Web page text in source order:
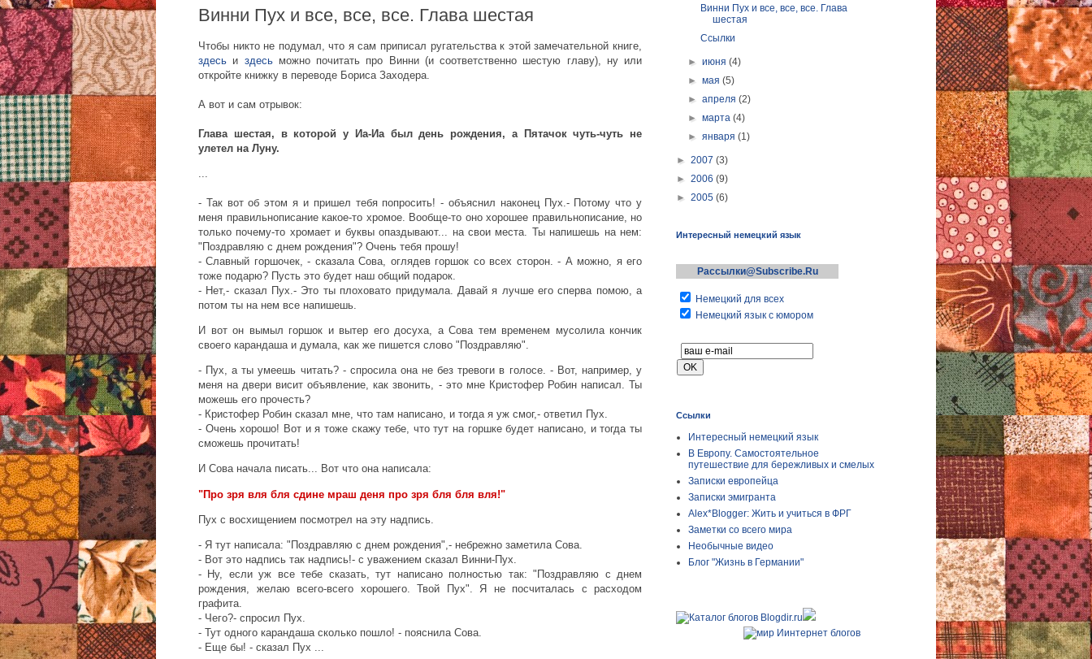
Винни Пух и все, все, все. Глава шестая
Чтобы никто не подумал, что я сам приписал ругательства к этой замечательной книге,
здесь и здесьможно почитать про Винни (и соответственно шестую главу), ну или
откройте книжку в переводе Бориса Заходера.
А вот и сам отрывок:
Глава шестая, в которой у Иа-Иа был день рождения, а Пятачок чуть-чуть не
улетел на Луну.
- Так вот об этом я и пришел тебя попросить! - объяснил наконец Пух.- Потому что у
меня правильнописание какое-то хромое. Вообще-то оно хорошее правильнописание, но
только почему-то хромает и буквы опаздывают... на свои места. Ты напишешь на нем:
"Поздравляю с днем рождения"? Очень тебя прошу!
- Славный горшочек, - сказала Сова, оглядев горшок со всех сторон. - А можно, я его
тоже подарю? Пусть это будет наш общий подарок.
- Нет,- сказал Пух.- Это ты плоховато придумала. Давай я лучше его сперва помою, а
потом ты на нем все напишешь.
И вот он вымыл горшок и вытер его досуха, а Сова тем временем мусолила кончик
своего карандаша и думала, как же пишется слово "Поздравляю".
- Пух, а ты умеешь читать? - спросила она не без тревоги в голосе. - Вот, например, у
меня на двери висит объявление, как звонить, - это мне Кристофер Робин написал. Ты
можешь его прочесть?
- Кристофер Робин сказал мне, что там написано, и тогда я уж смог,- ответил Пух.
- Очень хорошо! Вот и я тоже скажу тебе, что тут на горшке будет написано, и тогда ты
сможешь прочитать!
И Сова начала писать... Вот что она написала:
"Про зря вля бля сдине мраш деня про зря бля бля вля!"
Пух с восхищением посмотрел на эту надпись.
- Я тут написала: "Поздравляю с днем рождения",- небрежно заметила Сова.
- Вот это надпись так надпись!- с уважением сказал Винни-Пух.
- Ну, если уж все тебе сказать, тут написано полностью так: "Поздравляю с днем
рождения, желаю всего-всего хорошего. Твой Пух". Я не посчиталась с расходом
графита.
- Чего?- спросил Пух.
- Тут одного карандаша сколько пошло! - пояснила Сова.
- Еще бы! - сказал Пух ...
Винни Пух и все, все, все. Глава
шестая
Ссылки
►июня(4)
►мая(5)
►апреля(2)
►марта(4)
►января(1)
► 2007 (3)
► 2006 (9)
► 2005 (6)
Интересный немецкий язык
Рассылки@Subscribe.Ru
Немецкий для всех
Немецкий язык с юмором
Ссылки
Интересный немецкий язык
В Европу. Самостоятельное
путешествие для бережливых и смелых
Записки европейца
Записки эмигранта
Alex*Blogger: Жить и учиться в ФРГ
Заметки со всего мира
Необычные видео
Блог "Жизнь в Германии"